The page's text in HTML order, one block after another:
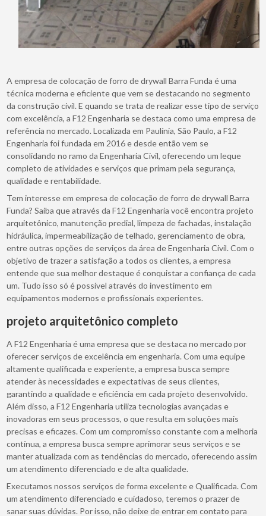
A empresa de colocação de forro de drywall Barra Funda é uma
técnica moderna e eficiente que vem se destacando no segmento
da construção civil. E quando se trata de realizar esse tipo de serviço
com excelência, a F12 Engenharia se destaca como uma empresa de
referência no mercado. Localizada em Paulínia, São Paulo, a F12
Engenharia foi fundada em 2016 e desde então vem se
consolidando no ramo da Engenharia Civil, oferecendo um leque
completo de atividades e serviços que primam pela segurança,
qualidade e rentabilidade.
Tem interesse em empresa de colocação de forro de drywall Barra
Funda? Saiba que através da F12 Engenharia você encontra projeto
arquitetônico, manutenção predial, limpeza de fachadas, instalação
hidráulica, impermeabilização de telhado, gerenciamento de obra,
entre outras opções de serviços da área de Engenharia Civil. Com o
objetivo de trazer a satisfação a todos os clientes, a empresa
entende que sua melhor destaque é conquistar a confiança de cada
um. Tudo isso só é possível através do investimento em
equipamentos modernos e profissionais experientes.
projeto arquitetônico completo
A F12 Engenharia é uma empresa que se destaca no mercado por
oferecer serviços de excelência em engenharia. Com uma equipe
altamente qualificada e experiente, a empresa busca sempre
atender às necessidades e expectativas de seus clientes,
garantindo a qualidade e eficiência em cada projeto desenvolvido.
Além disso, a F12 Engenharia utiliza tecnologias avançadas e
inovadoras em seus processos, o que resulta em soluções mais
precisas e eficazes. Com um compromisso constante com a melhoria
contínua, a empresa busca sempre aprimorar seus serviços e se
manter atualizada com as tendências do mercado, oferecendo assim
um atendimento diferenciado e de alta qualidade.
Executamos nossos serviços de forma excelente e Qualificada. Com
um atendimento diferenciado e cuidadoso, teremos o prazer de
sanar suas dúvidas. Por isso, não deixe de entrar em contato para